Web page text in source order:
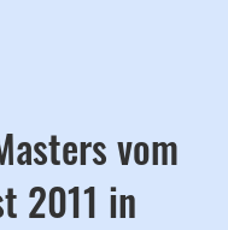
vom
2011 in